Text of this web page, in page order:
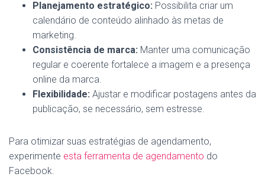
Planejamento estratégico: Possibilita criar um
calendário de conteúdo alinhado às metas de
marketing.
Consistência de marca: Manter uma comunicação
regular e coerente fortalece a imagem e a presença
online da marca.
Flexibilidade: Ajustar e modificar postagens antes da
publicação, se necessário, sem estresse.
Para otimizar suas estratégias de agendamento,
experimente esta ferramenta de agendamento do
Facebook.